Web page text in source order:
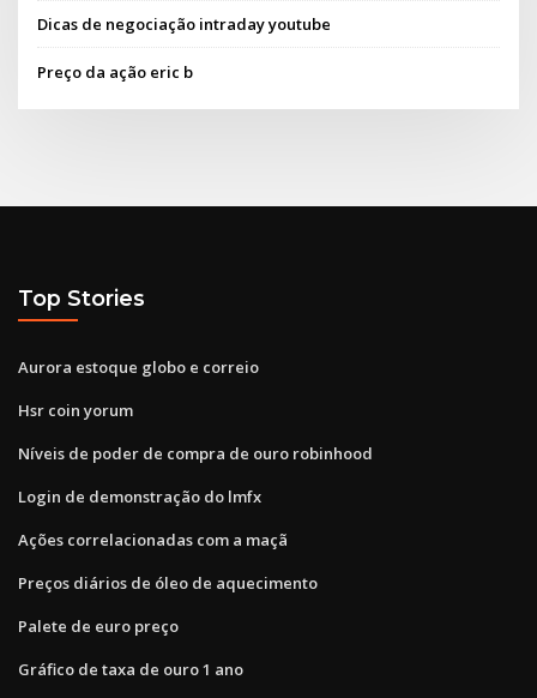
Dicas de negociação intraday youtube
Preço da ação eric b
Top Stories
Aurora estoque globo e correio
Hsr coin yorum
Níveis de poder de compra de ouro robinhood
Login de demonstração do lmfx
Ações correlacionadas com a maçã
Preços diários de óleo de aquecimento
Palete de euro preço
Gráfico de taxa de ouro 1 ano